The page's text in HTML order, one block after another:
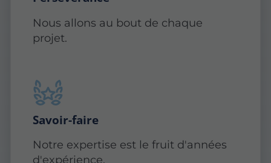
Nous allons au bout de chaque
projet.
Savoir-faire
Notre expertise est le fruit d'années
d'expérience.